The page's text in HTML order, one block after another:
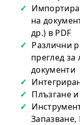
на
др.) в PDF
Различни
преглед за
документи
Плъзгане